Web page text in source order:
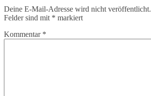
Deine E-Mail-Adresse wird nicht veröffentlicht.
Felder sind mit * markiert
Kommentar *